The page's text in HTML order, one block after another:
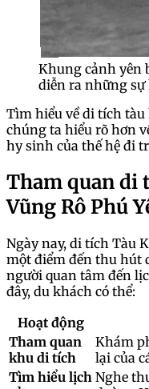
Khung cảnh yên
diễn ra những
Tìm hiểu về di tích tàu
chúng ta hiểu rõ hơn
hy sinh của thế hệ đi
Tham quan di
Vũng Rô Phú
Ngày nay, di tích Tàu
một điểm đến thu hút
người quan tâm đến
đây, du khách có thể:
Hoạt động
Tham quan
khu di tích
Khám
lại của
Tìm hiểu lịch Nghe